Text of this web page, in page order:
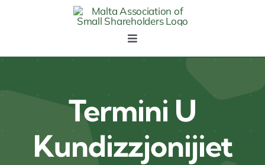
Toggle
Navigation
Dwarna
Avvenimenti
Termini U
Kundizzjonijiet